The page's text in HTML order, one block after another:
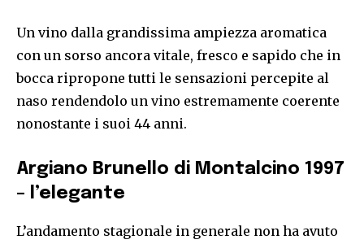
Un vino dalla grandissima ampiezza aromatica
con un sorso ancora vitale, fresco e sapido che in
bocca ripropone tutti le sensazioni percepite al
naso rendendolo un vino estremamente coerente
nonostante i suoi 44 anni.
Argiano Brunello di Montalcino 1997
– l’elegante
L’andamento stagionale in generale non ha avuto